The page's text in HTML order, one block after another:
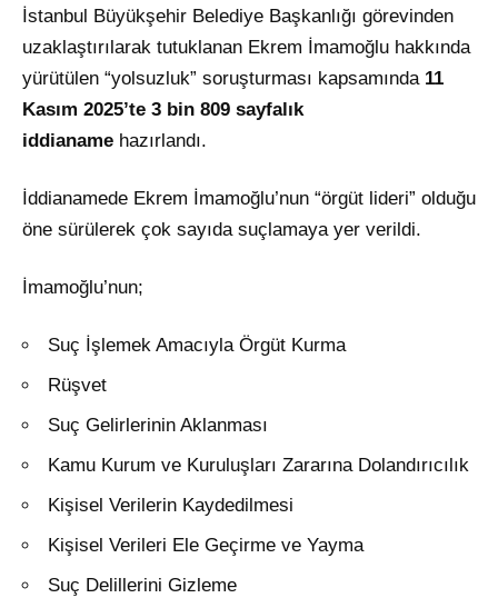
İstanbul Büyükşehir Belediye Başkanlığı görevinden
uzaklaştırılarak tutuklanan Ekrem İmamoğlu hakkında
yürütülen “yolsuzluk” soruşturması kapsamında 11
Kasım 2025’te 3 bin 809 sayfalık
iddianame hazırlandı.
İddianamede Ekrem İmamoğlu’nun “örgüt lideri” olduğu
öne sürülerek çok sayıda suçlamaya yer verildi.
İmamoğlu’nun;
Suç İşlemek Amacıyla Örgüt Kurma
Rüşvet
Suç Gelirlerinin Aklanması
Kamu Kurum ve Kuruluşları Zararına Dolandırıcılık
Kişisel Verilerin Kaydedilmesi
Kişisel Verileri Ele Geçirme ve Yayma
Suç Delillerini Gizleme